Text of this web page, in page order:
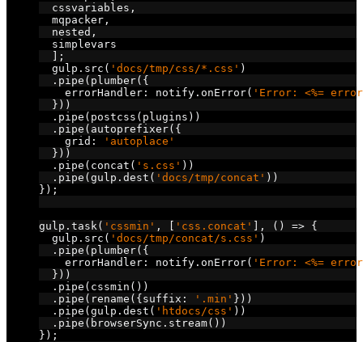
  cssvariables
,
  mqpacker
,
  nested
,
  simplevars
];
  gulp
. src ( 'docs/tmp/css/*.css' )
. pipe ( plumber({
    errorHandler
: notify . onError( 'Error: <%=
}))
. pipe ( postcss ( plugins ))
. pipe ( autoprefixer({
    grid
:
'autoplace'
}))
. pipe ( concat ( 's.css' ))
. pipe (gulp . dest ( 'docs/tmp/concat' ))
});
gulp . task ( 'cssmin' , [ 'css.concat' ], () => {
  gulp
. src ( 'docs/tmp/concat/s.css' )
. pipe ( plumber({
    errorHandler
: notify . onError( 'Error: <%=
}))
. pipe ( cssmin ())
. pipe ( rename ({suffix : '.min' }))
. pipe (gulp . dest ( 'htdocs/css' ))
. pipe ( browserSync . stream())
});